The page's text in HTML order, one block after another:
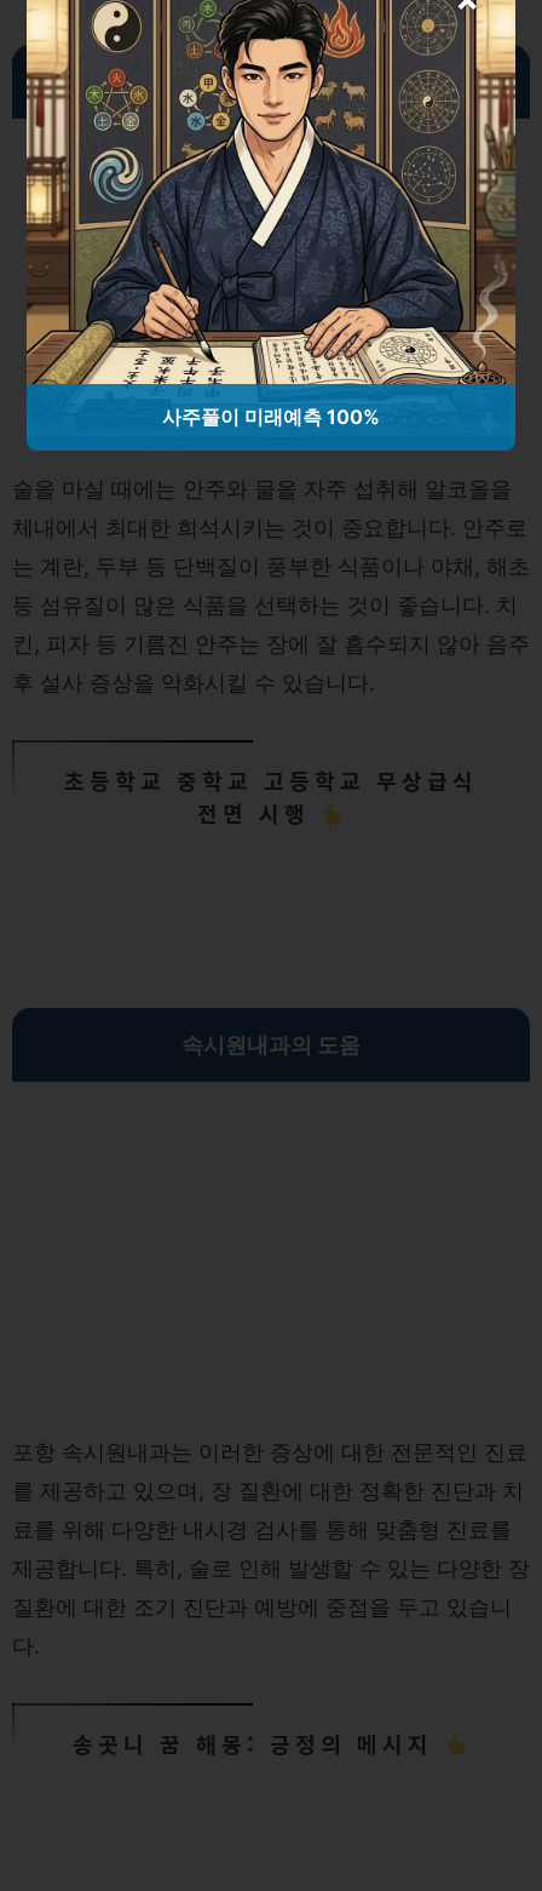
술 먹고 설사 예방 방법
술을 마실 때에는 안주와 물을 자주 섭취해 알코올을
체내에서 최대한 희석시키는 것이 중요합니다. 안주로
는 계란, 두부 등 단백질이 풍부한 식품이나 야채, 해초
등 섬유질이 많은 식품을 선택하는 것이 좋습니다. 치
킨, 피자 등 기름진 안주는 장에 잘 흡수되지 않아 음주
후 설사 증상을 악화시킬 수 있습니다.
초등학교 중학교 고등학교 무상급식
전면 시행
속시원내과의 도움
포항 속시원내과는 이러한 증상에 대한 전문적인 진료
를 제공하고 있으며, 장 질환에 대한 정확한 진단과 치
료를 위해 다양한 내시경 검사를 통해 맞춤형 진료를
제공합니다. 특히, 술로 인해 발생할 수 있는 다양한 장
질환에 대한 조기 진단과 예방에 중점을 두고 있습니
다.
송곳니 꿈 해몽: 긍정의 메시지
사주풀이 미래예측 100%